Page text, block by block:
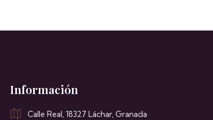
Información
Calle Real, 18327 Láchar, Granada